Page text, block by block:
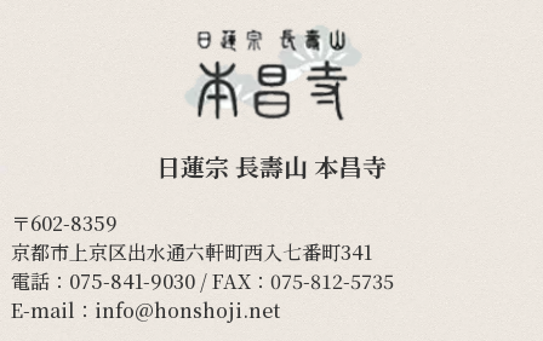
日蓮宗 長壽山 本昌寺
〒602-8359
京都市上京区出水通六軒町西入七番町341
電話： 075-841-9030/ FAX：075-812-5735
E-mail： info@honshoji.net